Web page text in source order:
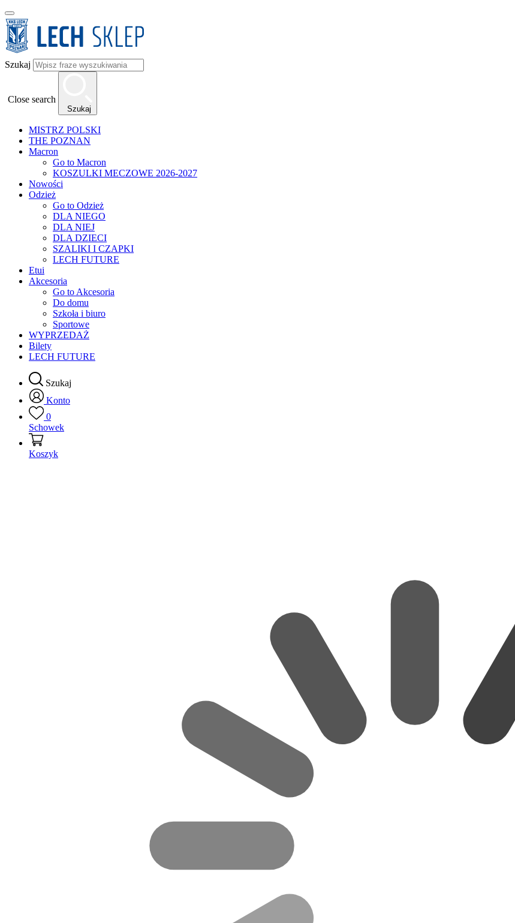
Szukaj
Close search
Szukaj
MISTRZ POLSKI
THE POZNAN
Macron
Go to Macron
KOSZULKI MECZOWE 2026-2027
Nowości
Odzież
Go to Odzież
DLA NIEGO
DLA NIEJ
DLA DZIECI
SZALIKI I CZAPKI
LECH FUTURE
Etui
Akcesoria
Go to Akcesoria
Do domu
Szkoła i biuro
Sportowe
WYPRZEDAŻ
Bilety
LECH FUTURE
Szukaj
Konto
0
Schowek
Koszyk